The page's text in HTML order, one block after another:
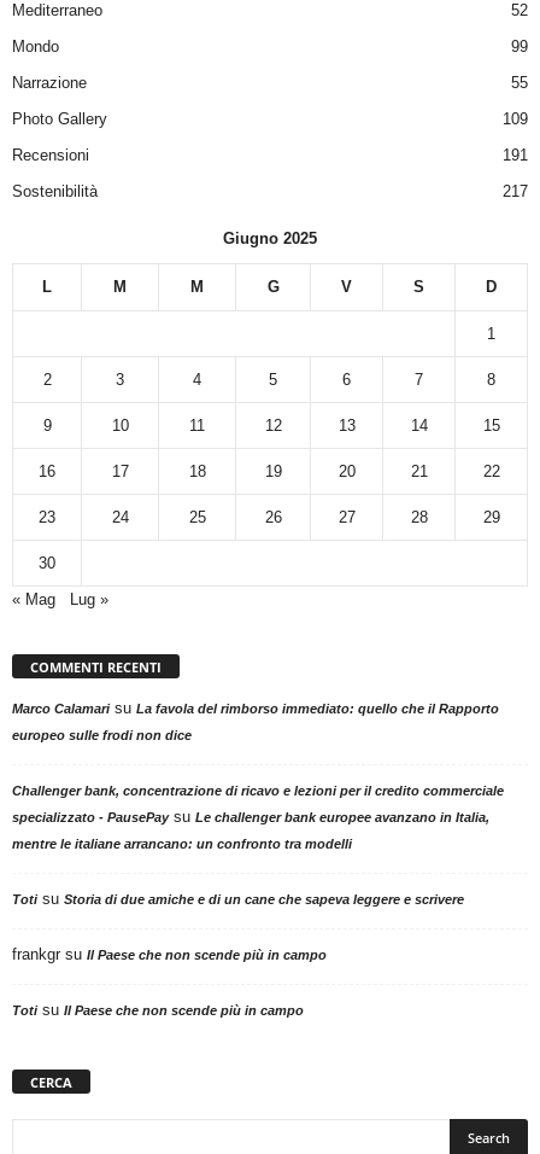
Mediterraneo
52
Mondo
99
Narrazione
55
Photo Gallery
109
Recensioni
191
Sostenibilità
217
Giugno 2025
L M M G V S D
1
2 3 4 5 6 7 8
9 10 11 12 13 14 15
16 17 18 19 20 21 22
23 24 25 26 27 28 29
30
« Mag
Lug »
COMMENTI RECENTI
Marco Calamarisu La favola del rimborso immediato: quello che il Rapporto
europeo sulle frodi non dice
Challenger bank, concentrazione di ricavo e lezioni per il credito commerciale
specializzato - PausePaysu Le challenger bank europee avanzano in Italia,
mentre le italiane arrancano: un confronto tra modelli
Totisu Storia di due amiche e di un cane che sapeva leggere e scrivere
frankgr su Il Paese che non scende più in campo
Totisu Il Paese che non scende più in campo
CERCA